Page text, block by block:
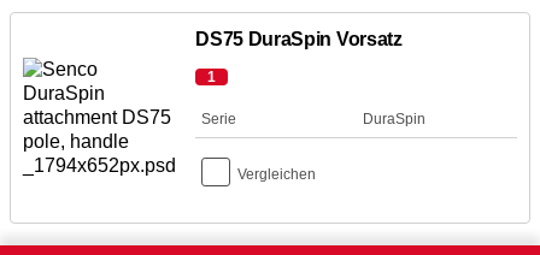
DS75 DuraSpin Vorsatz
1
Serie DuraSpin
Vergleichen